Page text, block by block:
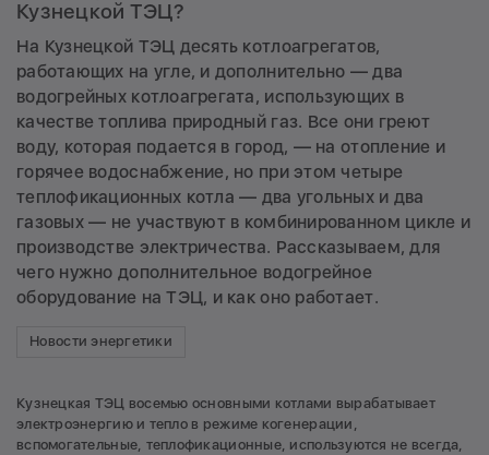
Кузнецкой ТЭЦ?
На Кузнецкой ТЭЦ десять котлоагрегатов,
работающих на угле, и дополнительно — два
водогрейных котлоагрегата, использующих в
качестве топлива природный газ. Все они греют
воду, которая подается в город, — на отопление и
горячее водоснабжение, но при этом четыре
теплофикационных котла — два угольных и два
газовых — не участвуют в комбинированном цикле и
производстве электричества. Рассказываем, для
чего нужно дополнительное водогрейное
оборудование на ТЭЦ, и как оно работает.
Новости энергетики
Кузнецкая ТЭЦ восемью основными котлами вырабатывает
электроэнергию и тепло в режиме когенерации,
вспомогательные, теплофикационные, используются не всегда,